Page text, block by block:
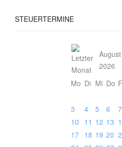
STEUERTERMINE
August
2026
Mo Di Mi Do
3
4 5 6 7
10
11 12 13
17
18 19 20